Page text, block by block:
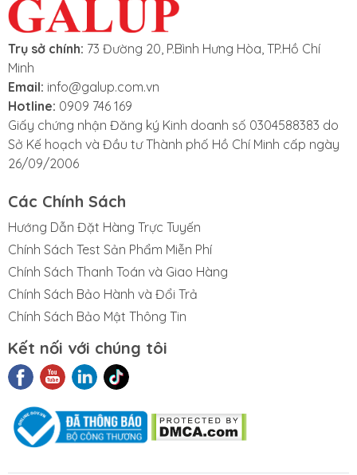
Liệu Nhám Phim Cách Sản Phẩm
Trụ sở chính: 73 Đường 20, P.Bình Hưng Hòa, TP.Hồ Chí
Minh
Email: info@galup.com.vn
Hotline: 0909 746 169
Giấy chứng nhận Đăng ký Kinh doanh số 0304588383 do
Sở Kế hoạch và Đầu tư Thành phố Hồ Chí Minh cấp ngày
26/09/2006
Các Chính Sách
Hướng Dẫn Đặt Hàng Trực Tuyến
Chính Sách Test Sản Phẩm Miễn Phí
Chính Sách Thanh Toán và Giao Hàng
Chính Sách Bảo Hành và Đổi Trả
Chính Sách Bảo Mật Thông Tin
Kết nối với chúng tôi